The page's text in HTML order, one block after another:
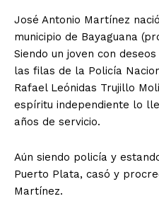
​José Antonio Martínez
municipio de Bayaguana
Siendo un joven con
las filas de la Policía
Rafael Leónidas Trujillo
espíritu independiente lo
años de servicio.
Aún siendo policía y
Puerto Plata, casó y
Martínez.